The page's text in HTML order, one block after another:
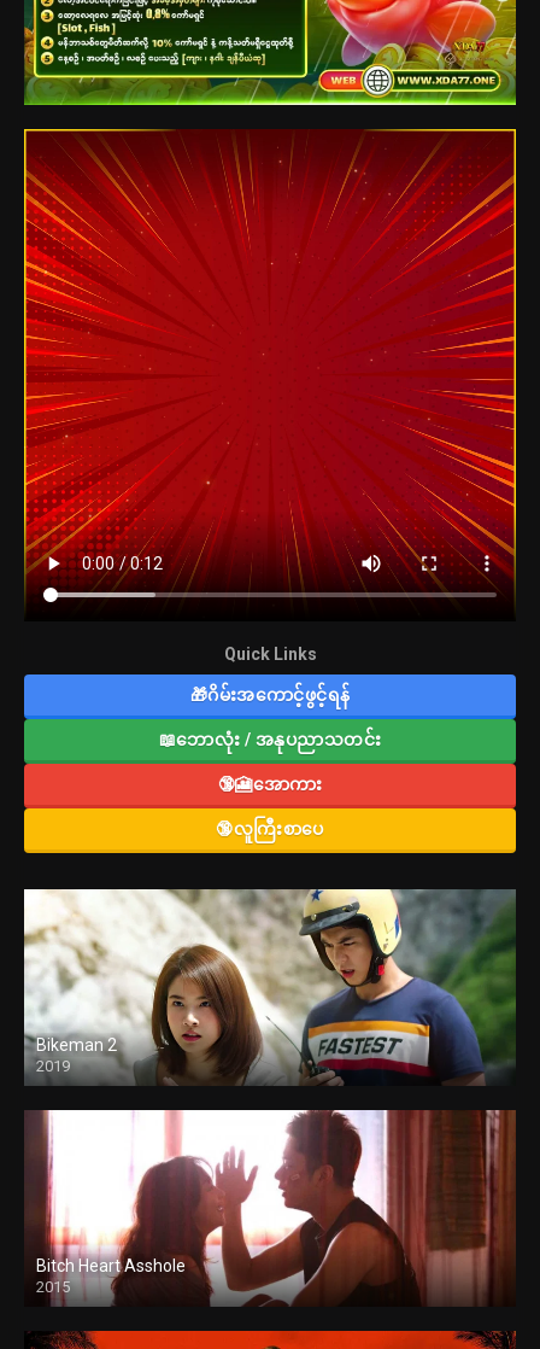
Quick Links
🎁ဂိမ်းအကောင့်ဖွင့်ရန်
📖ဘောလုံး / အနုပညာသတင်း
🔞🎦အောကား
🔞လူကြီးစာပေ
Bikeman 2
2019
Bitch Heart Asshole
2015